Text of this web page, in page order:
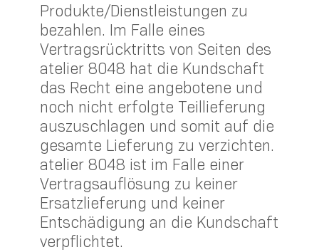
Produkte/Dienstleistungen zu
bezahlen. Im Falle eines
Vertragsrücktritts von Seiten des
atelier 8048 hat die Kundschaft
das Recht eine angebotene und
noch nicht erfolgte Teillieferung
auszuschlagen und somit auf die
gesamte Lieferung zu verzichten.
atelier 8048 ist im Falle einer
Vertragsauflösung zu keiner
Ersatzlieferung und keiner
Entschädigung an die Kundschaft
verpflichtet.